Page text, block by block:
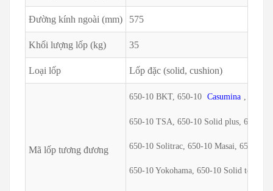
Đường kính ngoài (mm) 575
Khối lượng lốp (kg) 35
Loại lốp Lốp đặc (solid, cushion)
Mã lốp tương đương
650-10 BKT, 650-10 Casumina , 650-
650-10 TSA, 650-10 Solid plus, 650-10
650-10 Solitrac, 650-10 Masai, 650-10
650-10 Yokohama, 650-10 Solid tech,